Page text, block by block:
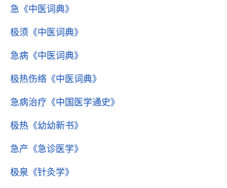
急 《中医词典》
极须 《中医词典》
急病 《中医词典》
极热伤络 《中医词典》
急病治疗 《中国医学通史》
极热 《幼幼新书》
急产 《急诊医学》
极泉 《针灸学》